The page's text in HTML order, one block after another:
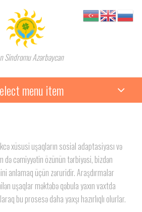
Sindromu Azərbaycan
menu item
xüsusi uşaqların sosial adaptasiyası və
də cəmiyyətin özünün tərbiyəsi, bizdən
anlamaq üçün zəruridir. Araşdırmalar
uşaqlar məktəbə qəbula yaxın vaxtda
bu prosesə daha yaxşı hazırlıqlı olurlar.